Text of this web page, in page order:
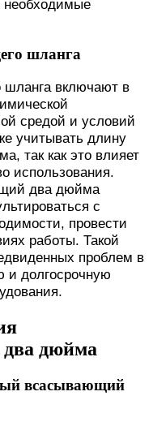
необходимые
шланга
шланга включают в
средой и условий
учитывать длину
так как это влияет
использования.
два дюйма
с
провести
работы. Такой
проблем в
и долгосрочную
дюйма
всасывающий